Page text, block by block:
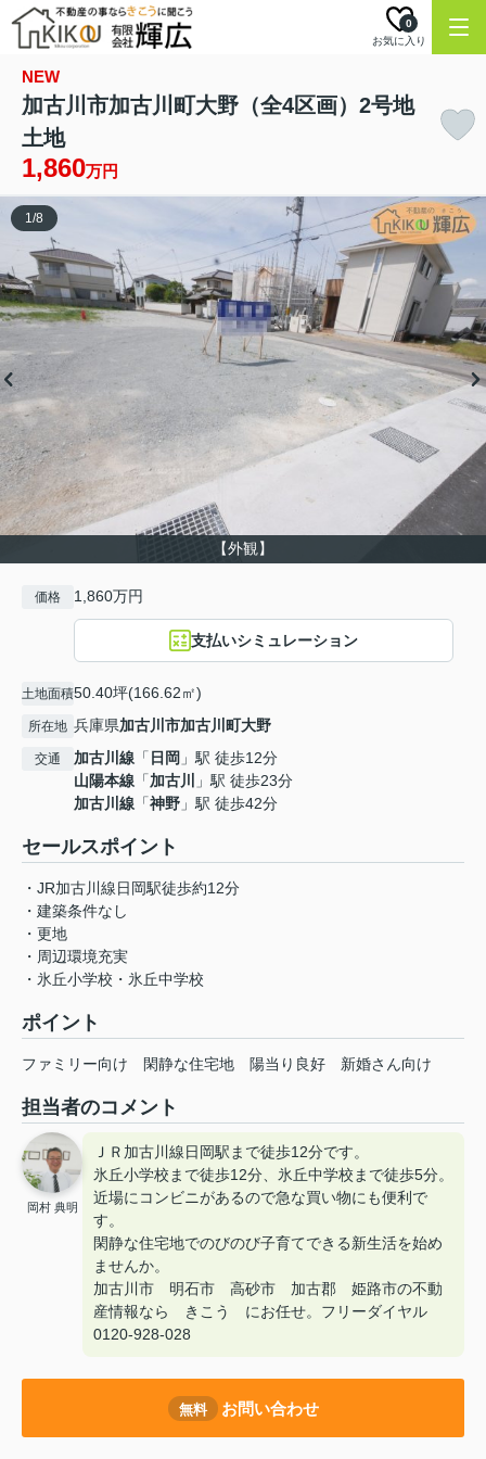
お気に入り
0
NEW
加古川市加古川町大野（全4区画）2号地
土地
1,860万円
【外観】
1/8
価格 1,860万円
支払いシミュレーション
土地面積50.40坪(166.62㎡)
所在地 兵庫県加古川市加古川町大野
交通 加古川線 「 日岡 」駅 徒歩12分
山陽本線 「加古川
」駅 徒歩23分
加古川線 「神野 」駅 徒歩42分
セールスポイント
・JR加古川線日岡駅徒歩約12分
・建築条件なし
・更地
・周辺環境充実
・氷丘小学校・氷丘中学校
ポイント
ファミリー向け 閑静な住宅地 陽当り良好 新婚さん向け
担当者のコメント
岡村 典明
ＪＲ加古川線日岡駅まで徒歩12分です。
氷丘小学校まで徒歩12分、氷丘中学校まで徒歩5分。
近場にコンビニがあるので急な買い物にも便利で
す。
閑静な住宅地でのびのび子育てできる新生活を始め
ませんか。
加古川市 明石市 高砂市 加古郡 姫路市の不動
産情報なら きこう にお任せ。フリーダイヤル
0120-928-028
無料 お問い合わせ